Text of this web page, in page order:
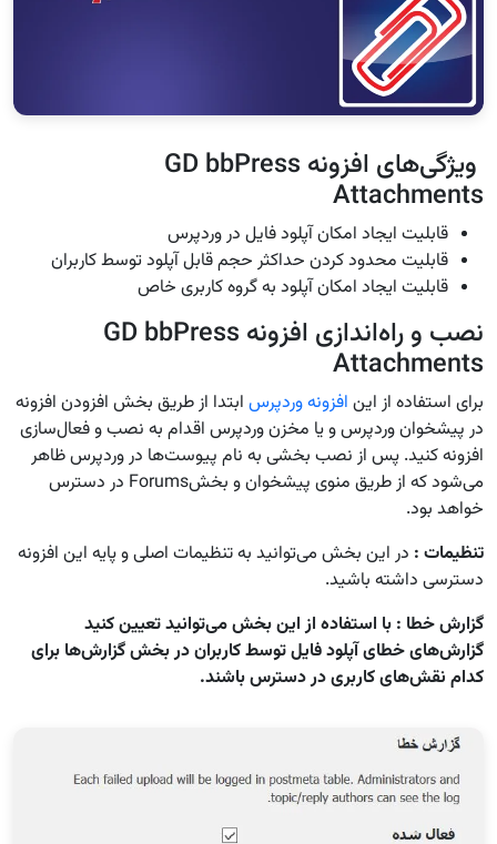
ویژگی‌های افزونه GD bbPress
Attachments
قابلیت ایجاد امکان آپلود فایل در وردپرس
قابلیت محدود کردن حداکثر حجم قابل آپلود توسط کاربران
قابلیت ایجاد امکان آپلود به گروه کاربری خاص
نصب و راه‌اندازی افزونه GD bbPress
Attachments
برای استفاده از این افزونه وردپرس ابتدا از طریق بخش افزودن افزونه
در پیشخوان وردپرس و یا مخزن وردپرس اقدام به نصب و فعال‌سازی
افزونه کنید. پس از نصب بخشی به نام پیوست‌ها در وردپرس ظاهر
می‌شود که از طریق منوی پیشخوان و بخشForums در دسترس
خواهد بود.
تنظیمات : در این بخش می‌توانید به تنظیمات اصلی و پایه این افزونه
دسترسی داشته باشید.
گزارش خطا : با استفاده از این بخش می‌توانید تعیین کنید
گزارش‌های خطای آپلود فایل توسط کاربران در بخش گزارش‌ها برای
کدام نقش‌های کاربری در دسترس باشند.